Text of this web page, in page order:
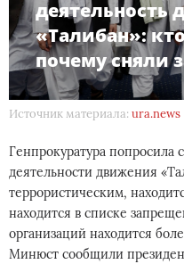
деятельность
«Талибан»:
почему сняли
Источник материала: ura.news
Генпрокуратура попросила
деятельности движения
террористическим,
находится в списке
организаций находится
Минюст сообщили